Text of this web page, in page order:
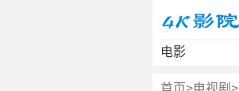
电影
首页>电视剧 >